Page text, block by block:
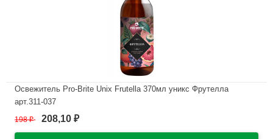
Освежитель Pro-Brite Unix Frutella 370мл уникс Фрутелла
арт.311-037
В наличии
198₽ 208,10 ₽